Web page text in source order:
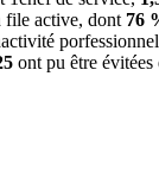
file active, dont 76
ont pu être